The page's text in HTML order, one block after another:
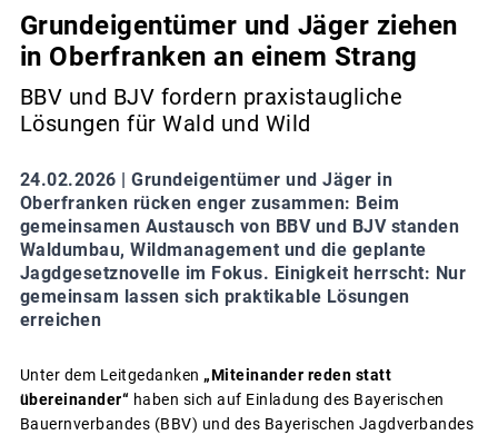
Grundeigentümer und Jäger ziehen
in Oberfranken an einem Strang
BBV und BJV fordern praxistaugliche
Lösungen für Wald und Wild
24.02.2026 | Grundeigentümer und Jäger in
Oberfranken rücken enger zusammen: Beim
gemeinsamen Austausch von BBV und BJV standen
Waldumbau, Wildmanagement und die geplante
Jagdgesetznovelle im Fokus. Einigkeit herrscht: Nur
gemeinsam lassen sich praktikable Lösungen
erreichen
Unter dem Leitgedanken „Miteinander reden statt
übereinander“ haben sich auf Einladung des Bayerischen
Bauernverbandes (BBV) und des Bayerischen Jagdverbandes